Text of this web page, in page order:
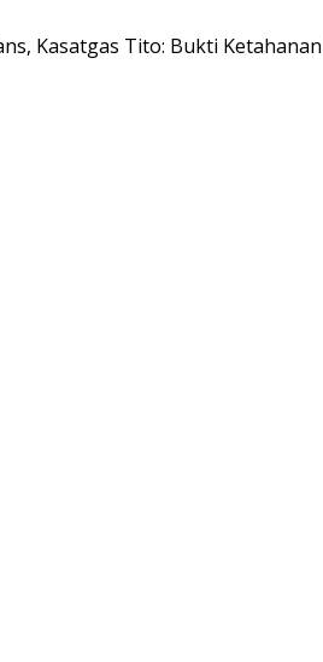
Kasatgas Tito: Bukti